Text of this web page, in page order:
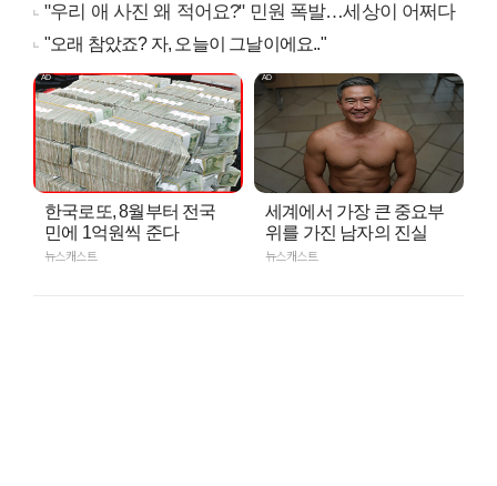
"우리 애 사진 왜 적어요?" 민원 폭발…세상이 어쩌다
"오래 참았죠? 자, 오늘이 그날이에요.."
한국로또, 8월부터 전국
민에 1억원씩 준다
뉴스캐스트
세계에서 가장 큰 중요부
위를 가진 남자의 진실
뉴스캐스트